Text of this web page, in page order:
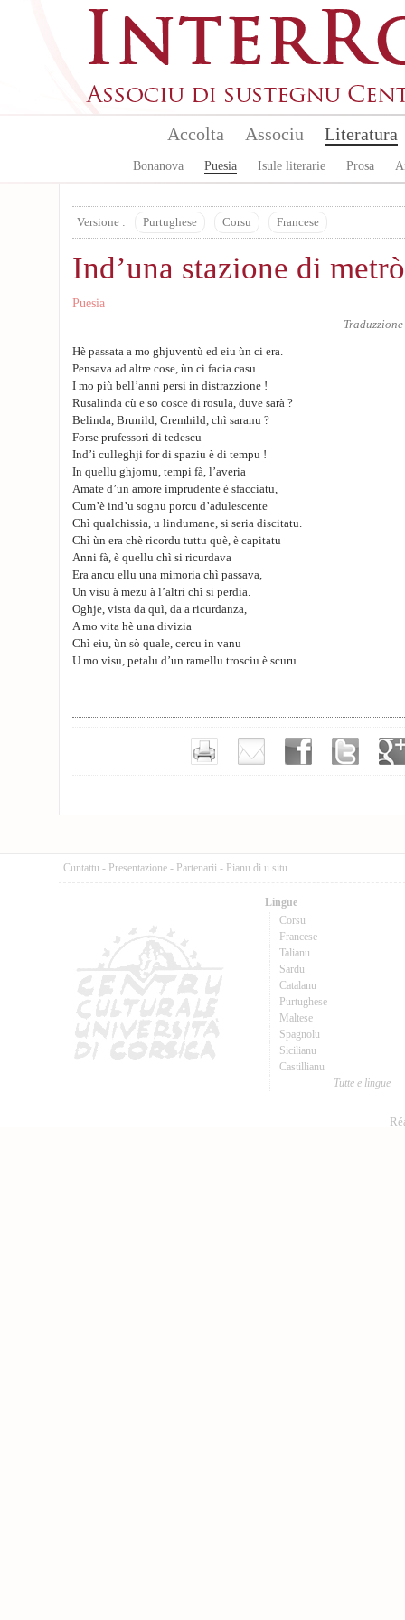
Accolta Associu Literatura
Bonanova Puesia Isule literarie Prosa
Versione : Purtughese Corsu Francese
Ind’una stazione di metrò
Puesia
Hè passata a mo ghjuventù ed eiu ùn ci era.
Pensava ad altre cose, ùn ci facia casu.
I mo più bell’anni persi in distrazzione !
Rusalinda cù e so cosce di rosula, duve sarà ?
Belinda, Brunild, Cremhild, chì saranu ?
Forse prufessori di tedescu
Ind’i culleghji for di spaziu è di tempu !
In quellu ghjornu, tempi fà, l’averia
Amate d’un amore imprudente è sfacciatu,
Cum’è ind’u sognu porcu d’adulescente
Chì qualchissia, u lindumane, si seria discitatu.
Chì ùn era chè ricordu tuttu què, è capitatu
Anni fà, è quellu chì si ricurdava
Era ancu ellu una mimoria chì passava,
Un visu à mezu à l’altri chì si perdia.
Oghje, vista da quì, da a ricurdanza,
A mo vita hè una divizia
Chì eiu, ùn sò quale, cercu in vanu
U mo visu, petalu d’un ramellu trosciu è scuru.
Cuntattu - Presentazione - Partenarii - Pianu di u situ
Lingue
Corsu
Francese
Talianu
Sardu
Catalanu
Purtughese
Maltese
Spagnolu
Sicilianu
Castillianu
Tutte e lingue